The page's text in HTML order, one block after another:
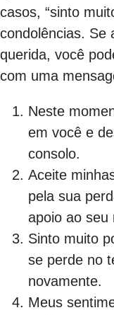
casos, “sinto
condolências. Se
querida, você
com uma
Neste
em você e
consolo.
Aceite
pela sua
apoio ao seu
Sinto muito
se perde no
novamente.
Meus